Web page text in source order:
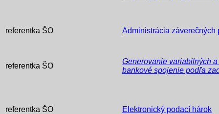
referentka ŠO Administrácia záverečných
referentka ŠO
Generovanie variabilných
bankové spojenie podľa
referentka ŠO Elektronický podací hárok